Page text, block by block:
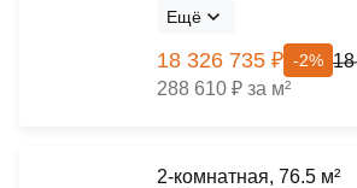
Ещё
18 326 735 ₽ -2%
288 610 ₽ за м²
2-комнатная, 76.5 м²